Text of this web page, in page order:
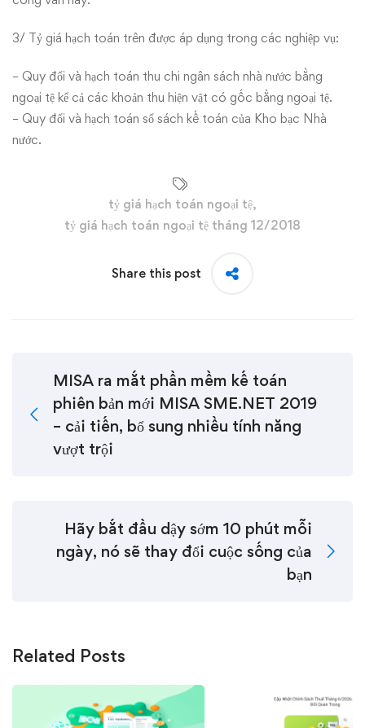
3/ Tỷ giá hạch toán trên được áp dụng trong các nghiệp vụ:
– Quy đổi và hạch toán thu chi ngân sách nhà nước bằng
ngoại tệ kể cả các khoản thu hiện vật có gốc bằng ngoại tệ.
– Quy đổi và hạch toán sổ sách kế toán của Kho bạc Nhà
nước.
tỷ giá hạch toán ngoại tệ,
tỷ giá hạch toán ngoại tệ tháng 12/2018
Share this post
MISA ra mắt phần mềm kế toán
phiên bản mới MISA SME.NET 2019
– cải tiến, bổ sung nhiều tính năng
vượt trội
Hãy bắt đầu dậy sớm 10 phút mỗi
ngày, nó sẽ thay đổi cuộc sống của
bạn
Related Posts